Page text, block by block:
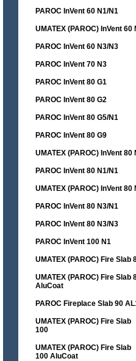
PAROC InVent 60 N1/N1
UMATEX (PAROC) InVent 60
PAROC InVent 60 N3/N3
PAROC InVent 70 N3
PAROC InVent 80 G1
PAROC InVent 80 G2
PAROC InVent 80 G5/N1
PAROC InVent 80 G9
UMATEX (PAROC) InVent 80
PAROC InVent 80 N1/N1
UMATEX (PAROC) InVent 80
PAROC InVent 80 N3/N1
PAROC InVent 80 N3/N3
PAROC InVent 100 N1
UMATEX (PAROC) Fire Slab
UMATEX (PAROC) Fire Slab
AluCoat
PAROC Fireplace Slab 90
UMATEX (PAROC) Fire Slab
100
UMATEX (PAROC) Fire Slab
100 AluCoat